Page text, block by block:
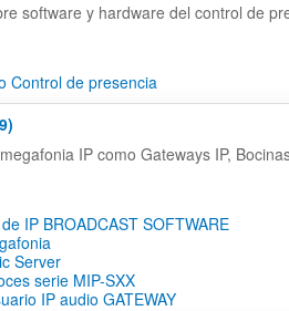
software y hardware del control de
Control de presencia
IP como Gateways IP,
IP BROADCAST SOFTWARE
Server
serie MIP-SXX
IP audio GATEWAY